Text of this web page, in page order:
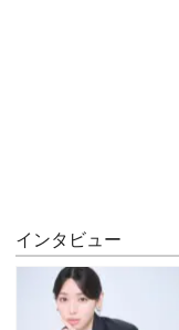
インタビュー